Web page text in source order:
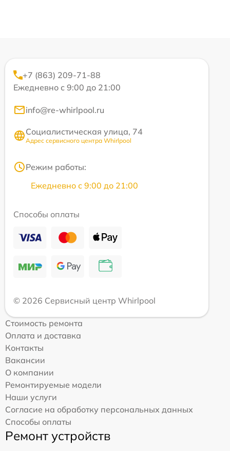
+7 (863) 209-71-88
Ежедневно с 9:00 до 21:00
info@re-whirlpool.ru
Социалистическая улица, 74
Адрес сервисного центра Whirlpool
Режим работы:
Ежедневно с 9:00 до 21:00
Способы оплаты
© 2026 Сервисный центр Whirlpool
Стоимость ремонта
Оплата и доставка
Контакты
Вакансии
О компании
Ремонтируемые модели
Наши услуги
Согласие на обработку персональных данных
Способы оплаты
Ремонт устройств